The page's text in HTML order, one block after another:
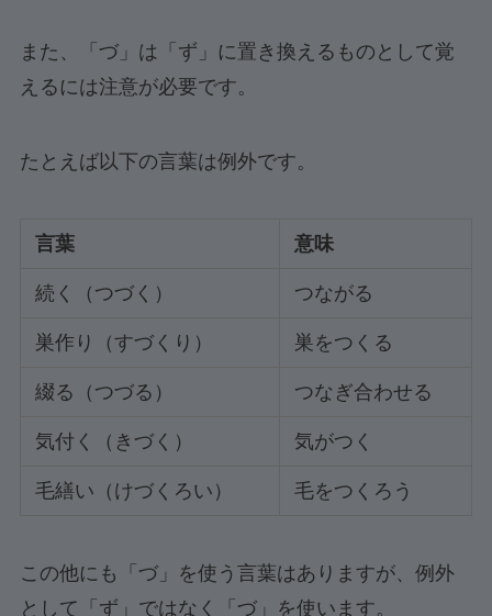
また、「づ」は「ず」に置き換えるものとして覚
えるには注意が必要です。
たとえば以下の言葉は例外です。
言葉 意味
続く（つづく） つながる
巣作り（すづくり） 巣をつくる
綴る（つづる） つなぎ合わせる
気付く（きづく） 気がつく
毛繕い（けづくろい） 毛をつくろう
この他にも「づ」を使う言葉はありますが、例外
として「ず」ではなく「づ」を使います。